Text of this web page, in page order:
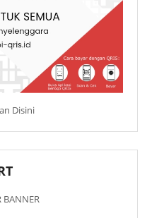
Disini
BANNER